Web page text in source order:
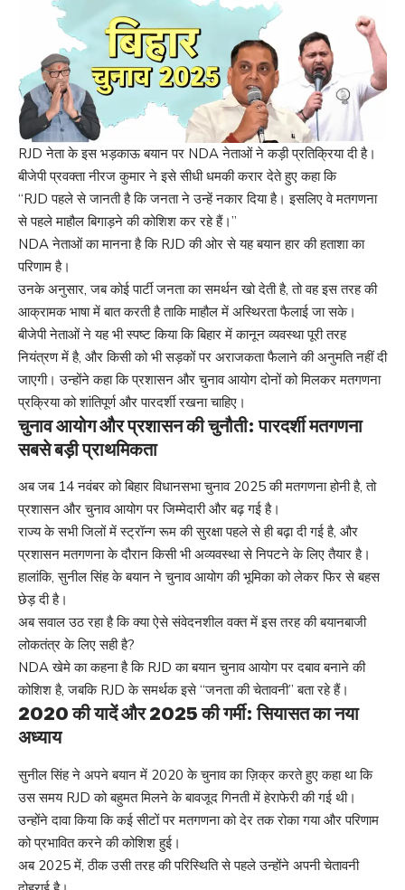
RJD नेता के इस भड़काऊ बयान पर NDA नेताओं ने कड़ी प्रतिक्रिया दी है।
बीजेपी प्रवक्ता नीरज कुमार ने इसे सीधी धमकी करार देते हुए कहा कि
“RJD पहले से जानती है कि जनता ने उन्हें नकार दिया है। इसलिए वे मतगणना
से पहले माहौल बिगाड़ने की कोशिश कर रहे हैं।”
NDA नेताओं का मानना है कि RJD की ओर से यह बयान हार की हताशा का
परिणाम है।
उनके अनुसार, जब कोई पार्टी जनता का समर्थन खो देती है, तो वह इस तरह की
आक्रामक भाषा में बात करती है ताकि माहौल में अस्थिरता फैलाई जा सके।
बीजेपी नेताओं ने यह भी स्पष्ट किया कि बिहार में कानून व्यवस्था पूरी तरह
नियंत्रण में है, और किसी को भी सड़कों पर अराजकता फैलाने की अनुमति नहीं दी
जाएगी। उन्होंने कहा कि प्रशासन और चुनाव आयोग दोनों को मिलकर मतगणना
प्रक्रिया को शांतिपूर्ण और पारदर्शी रखना चाहिए।
चुनाव आयोग और प्रशासन की चुनौती: पारदर्शी मतगणना
सबसे बड़ी प्राथमिकता
अब जब 14 नवंबर को बिहार विधानसभा चुनाव 2025 की मतगणना होनी है, तो
प्रशासन और चुनाव आयोग पर जिम्मेदारी और बढ़ गई है।
राज्य के सभी जिलों में स्ट्रॉन्ग रूम की सुरक्षा पहले से ही बढ़ा दी गई है, और
प्रशासन मतगणना के दौरान किसी भी अव्यवस्था से निपटने के लिए तैयार है।
हालांकि, सुनील सिंह के बयान ने चुनाव आयोग की भूमिका को लेकर फिर से बहस
छेड़ दी है।
अब सवाल उठ रहा है कि क्या ऐसे संवेदनशील वक्त में इस तरह की बयानबाजी
लोकतंत्र के लिए सही है?
NDA खेमे का कहना है कि RJD का बयान चुनाव आयोग पर दबाव बनाने की
कोशिश है, जबकि RJD के समर्थक इसे “जनता की चेतावनी” बता रहे हैं।
2020 की यादें और 2025 की गर्मी: सियासत का नया
अध्याय
सुनील सिंह ने अपने बयान में 2020 के चुनाव का ज़िक्र करते हुए कहा था कि
उस समय RJD को बहुमत मिलने के बावजूद गिनती में हेराफेरी की गई थी।
उन्होंने दावा किया कि कई सीटों पर मतगणना को देर तक रोका गया और परिणाम
को प्रभावित करने की कोशिश हुई।
अब 2025 में, ठीक उसी तरह की परिस्थिति से पहले उन्होंने अपनी चेतावनी